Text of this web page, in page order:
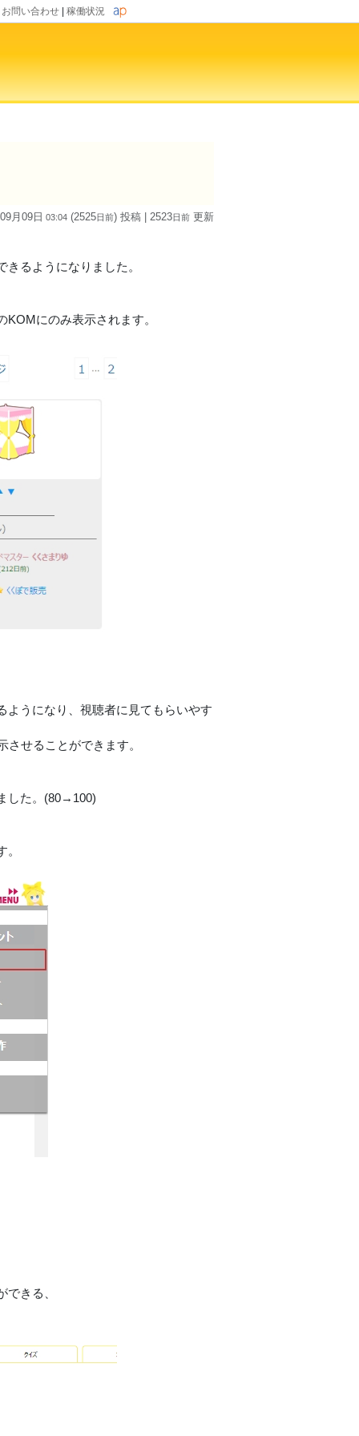
お問い合わせ 稼働状況
月09日 03:04 (2525日前) 投稿 | 2523日前 更新
るようになりました。
にのみ表示されます。
ようになり、視聴者に見てもらいやす
せることができます。
した。(80→100)
きる、